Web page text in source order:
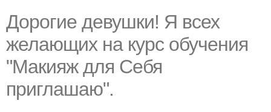
Дорогие девушки! Я всех
желающих на курс обучения
"Макияж для Себя
приглашаю".